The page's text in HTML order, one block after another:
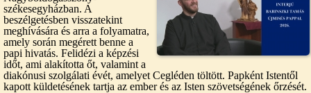
székesegyházban. A
beszélgetésben visszatekint
meghívására és arra a folyamatra,
amely során megérett benne a
papi hivatás. Felidézi a képzési
időt, ami alakította őt, valamint a
diakónusi szolgálati évét, amelyet Cegléden töltött. Papként Istentől
kapott küldetésének tartja az ember és az Isten szövetségének őrzését.